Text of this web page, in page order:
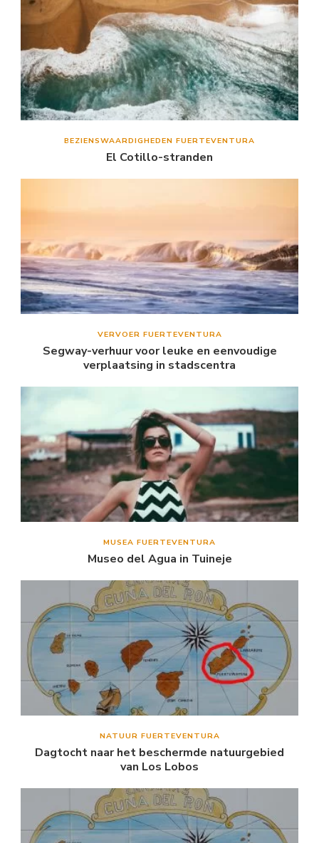
BEZIENSWAARDIGHEDEN FUERTEVENTURA
El Cotillo-stranden
VERVOER FUERTEVENTURA
Segway-verhuur voor leuke en eenvoudige
verplaatsing in stadscentra
MUSEA FUERTEVENTURA
Museo del Agua in Tuineje
NATUUR FUERTEVENTURA
Dagtocht naar het beschermde natuurgebied
van Los Lobos